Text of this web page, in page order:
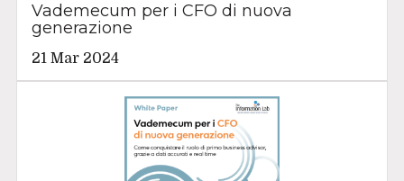
Vademecum per i CFO di nuova
generazione
21 Mar 2024